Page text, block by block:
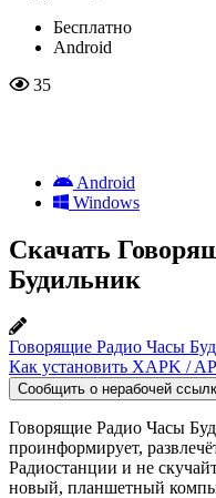
Бесплатно
Android
35
Android
Windows
Скачать
Будильник
Говорящие Радио Часы
Как установить XAPK /
Сообщить о нерабочей
Говорящие Радио Часы
проинформирует,
Радиостанции и не
новый, планшетный